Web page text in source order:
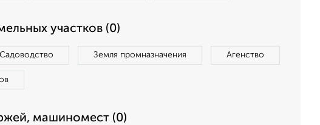
участков (0)
Садоводство Земля промназначения Агенство
машиномест (0)